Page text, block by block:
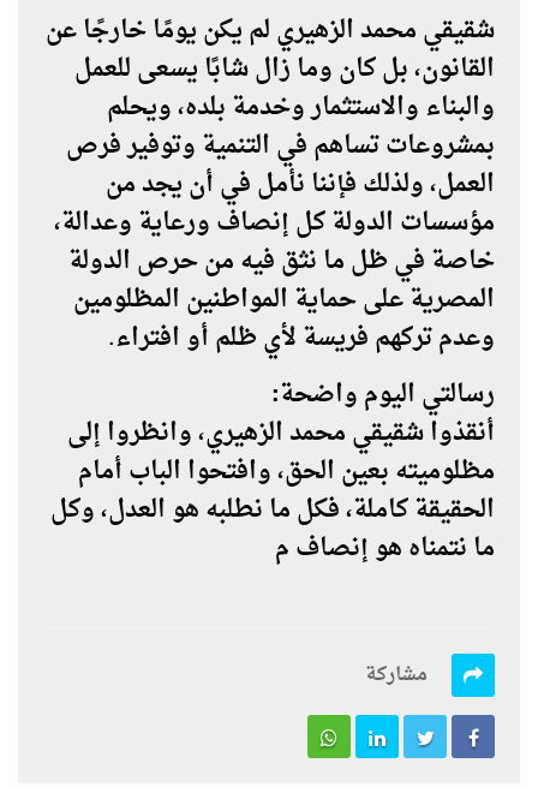
شقيقي محمد الزهيري لم يكن يومًا خارجًا عن
القانون، بل كان وما زال شابًا يسعى للعمل
والبناء والاستثمار وخدمة بلده، ويحلم
بمشروعات تساهم في التنمية وتوفير فرص
العمل، ولذلك فإننا نأمل في أن يجد من
مؤسسات الدولة كل إنصاف ورعاية وعدالة،
خاصة في ظل ما نثق فيه من حرص الدولة
المصرية على حماية المواطنين المظلومين
وعدم تركهم فريسة لأي ظلم أو افتراء.
رسالتي اليوم واضحة:
أنقذوا شقيقيمحمد الزهيري، وانظروا إلى
مظلوميته بعين الحق، وافتحوا الباب أمام
الحقيقة كاملة، فكل ما نطلبه هوالعدل، وكل
ما نتمناه هوإنصاف م
مشاركة